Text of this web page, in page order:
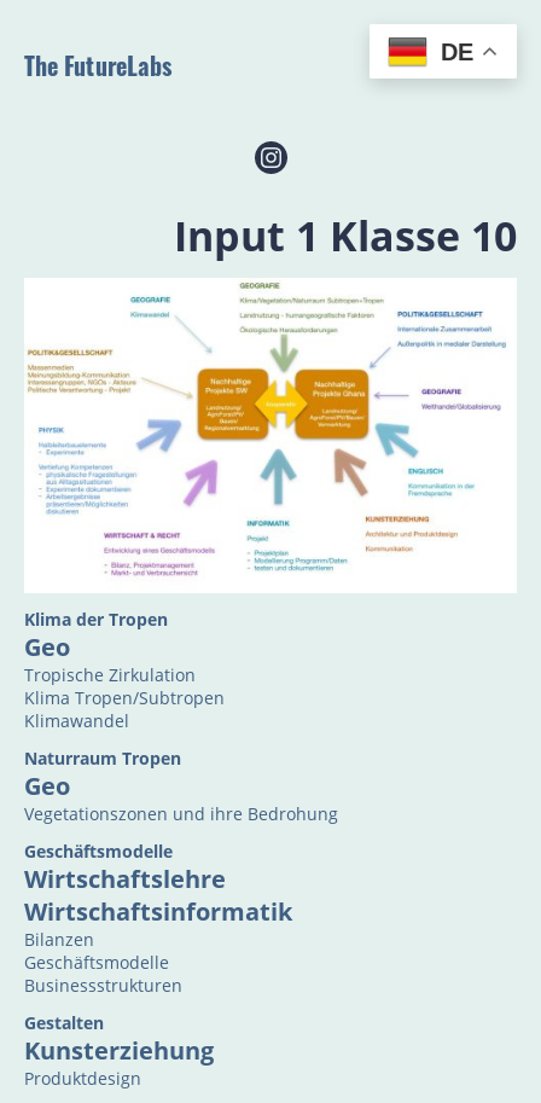
The FutureLabs
Input 1 Klasse 10
Klima der Tropen
Geo
Tropische Zirkulation
Klima Tropen/Subtropen
Klimawandel
Naturraum Tropen
Geo
Vegetationszonen und ihre Bedrohung
Geschäftsmodelle
Wirtschaftslehre
Wirtschaftsinformatik
Bilanzen
Geschäftsmodelle
Businessstrukturen
Gestalten
Kunsterziehung
Produktdesign
DE